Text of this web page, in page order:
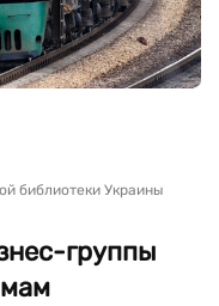
библиотеки Украины
группы